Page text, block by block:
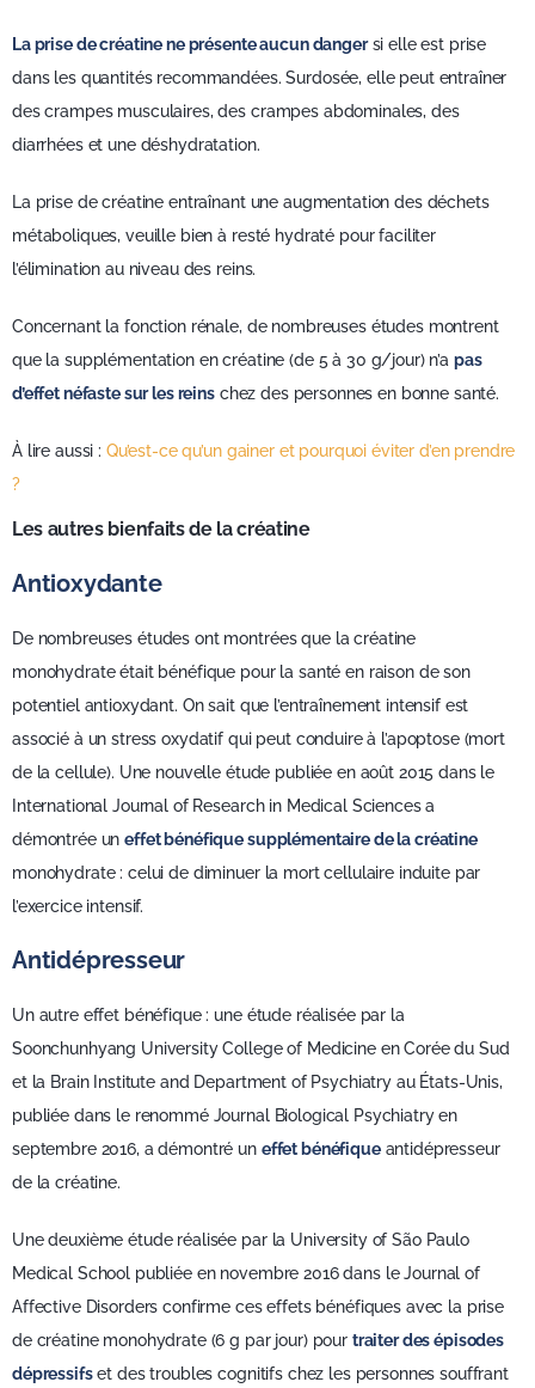
La prise de créatine ne présente aucun dangersi elle est prise
dans les quantités recommandées. Surdosée, elle peut entraîner
des crampes musculaires, des crampes abdominales, des
diarrhées et une déshydratation.
La prise de créatine entraînant une augmentation des déchets
métaboliques, veuille bien à resté hydraté pour faciliter
l’élimination au niveau des reins.
Concernant la fonction rénale, de nombreuses études montrent
que la supplémentation en créatine (de 5 à 30 g/jour) n’a pas
d’effet néfaste sur les reinschez des personnes en bonne santé.
À lire aussi : Qu’est-ce qu’un gainer et pourquoi éviter d’en prendre
?
Les autres bienfaits de la créatine
Antioxydante
De nombreuses études ont montrées que la créatine
monohydrate était bénéfique pour la santé en raison de son
potentiel antioxydant. On sait que l’entraînement intensif est
associé à un stress oxydatif qui peut conduire à l’apoptose (mort
de la cellule). Une nouvelle étude publiée en août 2015 dans le
International Journal of Research in Medical Sciences a
démontrée uneffet bénéfique supplémentaire de la créatine
monohydrate : celui de diminuer la mort cellulaire induite par
l’exercice intensif.
Antidépresseur
Un autre effet bénéfique : une étude réalisée par la
Soonchunhyang University College of Medicine en Corée du Sud
et la Brain Institute and Department of Psychiatry au États-Unis,
publiée dans le renommé Journal Biological Psychiatry en
septembre 2016, a démontré un effet bénéfiqueantidépresseur
de la créatine.
Une deuxième étude réalisée par la University of São Paulo
Medical School publiée en novembre 2016 dans le Journal of
Affective Disorders confirme ces effets bénéfiques avec la prise
de créatine monohydrate (6 g par jour) pour traiter des épisodes
dépressifset des troubles cognitifs chez les personnes souffrant